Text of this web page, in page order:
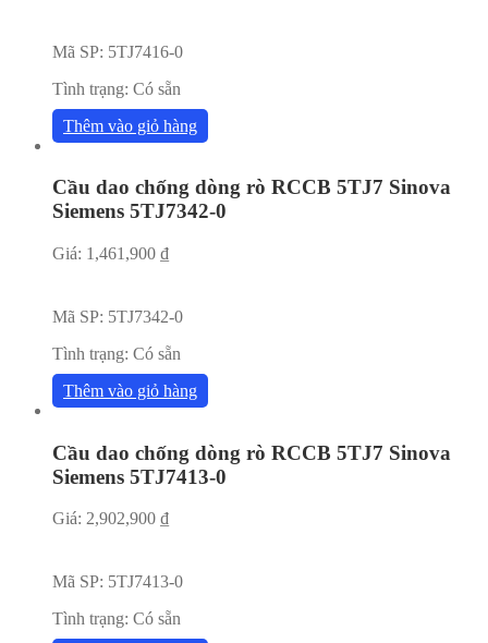
Mã SP: 5TJ7416-0
Tình trạng: Có sẵn
Thêm vào giỏ hàng
Cầu dao chống dòng rò RCCB 5TJ7 Sinova
Siemens 5TJ7342-0
Giá: 1,461,900 ₫
Mã SP: 5TJ7342-0
Tình trạng: Có sẵn
Thêm vào giỏ hàng
Cầu dao chống dòng rò RCCB 5TJ7 Sinova
Siemens 5TJ7413-0
Giá: 2,902,900 ₫
Mã SP: 5TJ7413-0
Tình trạng: Có sẵn